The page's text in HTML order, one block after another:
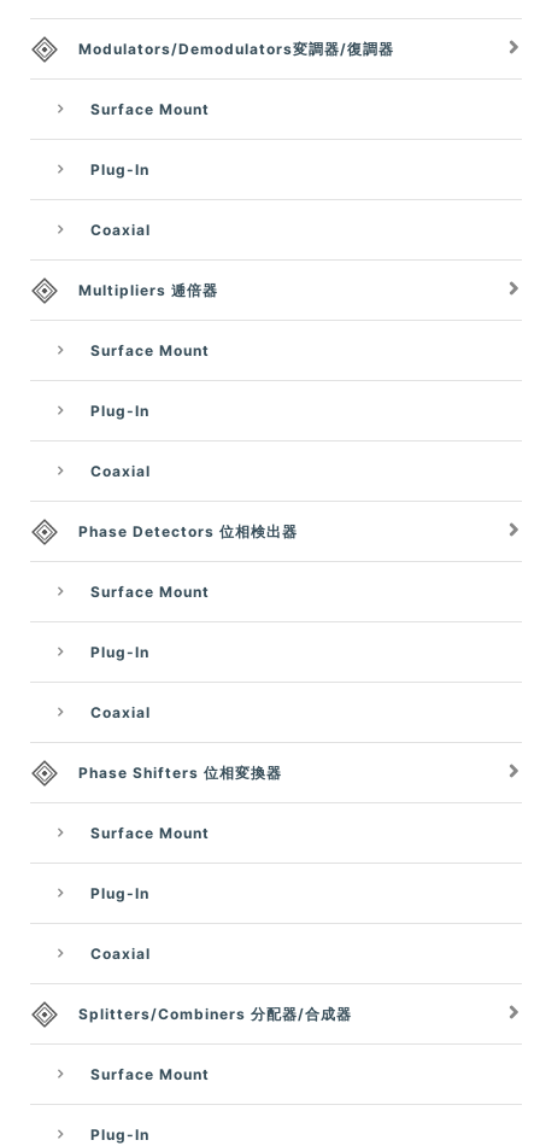
Modulators/Demodulators変調器/復調器
Surface Mount
Plug-In
Coaxial
Multipliers 逓倍器
Surface Mount
Plug-In
Coaxial
Phase Detectors 位相検出器
Surface Mount
Plug-In
Coaxial
Phase Shifters 位相変換器
Surface Mount
Plug-In
Coaxial
Splitters/Combiners 分配器/合成器
Surface Mount
Plug-In